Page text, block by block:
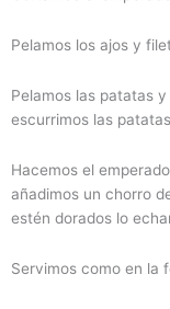
Pelamos los ajos y
Pelamos las patatas
escurrimos las
Hacemos el
añadimos un chorro
estén dorados lo
Servimos como en la